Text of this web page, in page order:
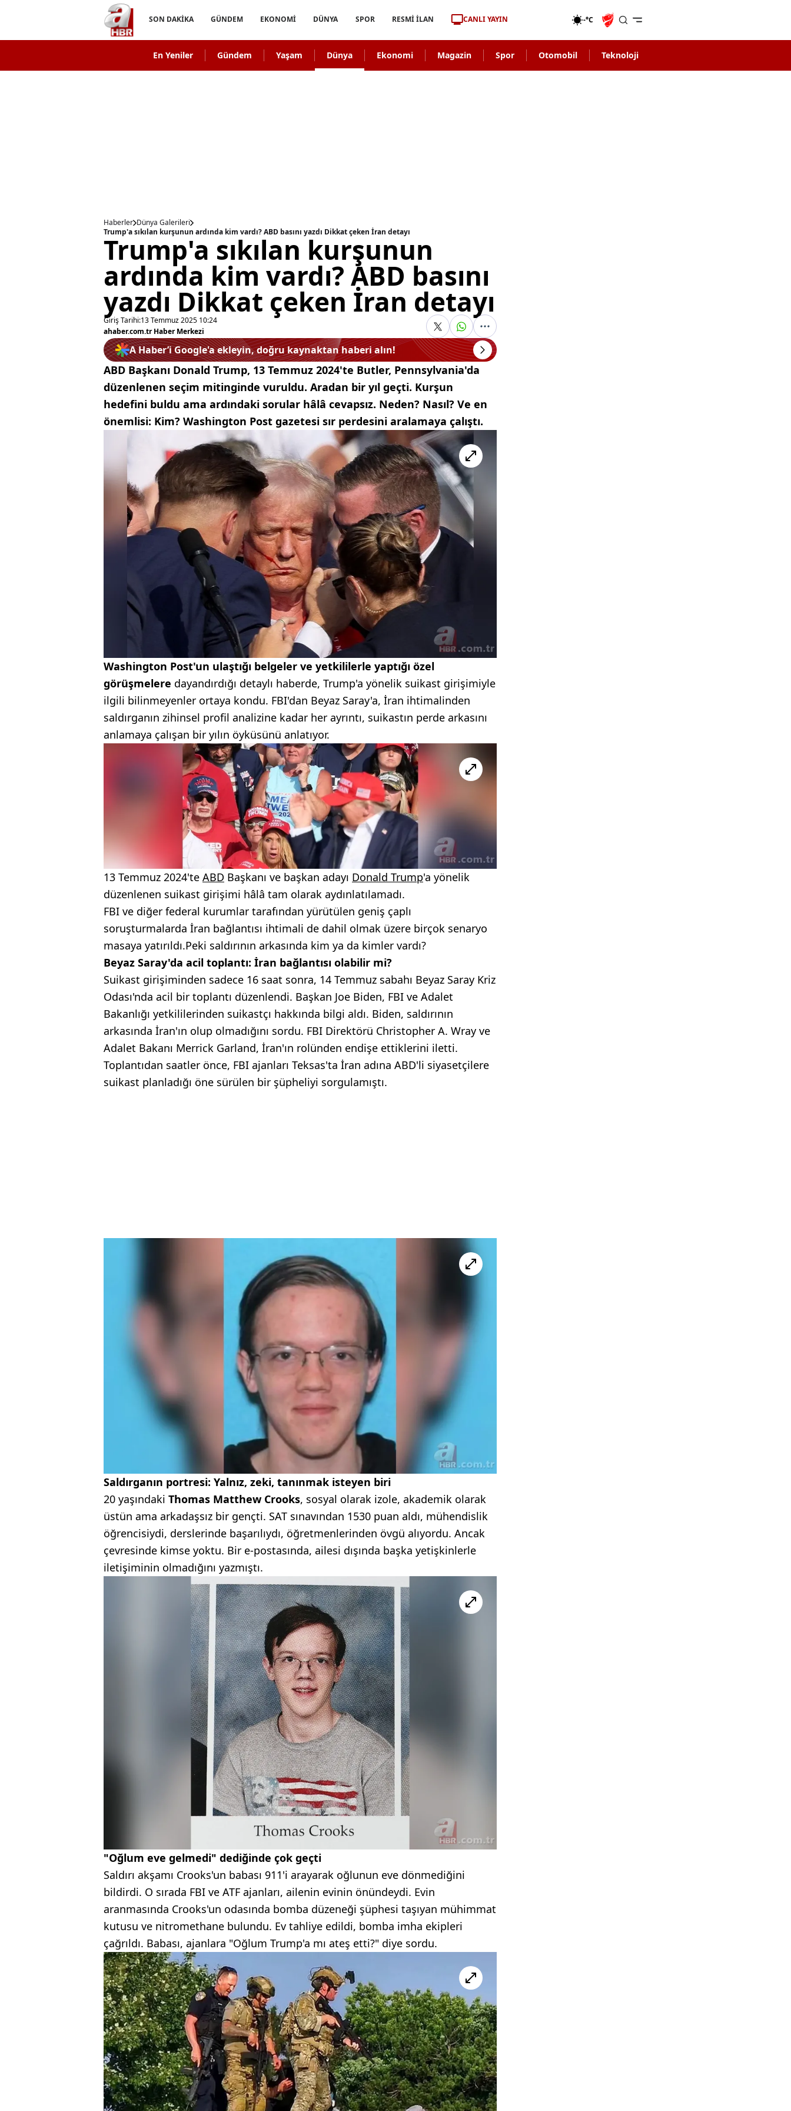
SON DAKİKA GÜNDEM EKONOMİ DÜNYA SPOR RESMİ İLAN CANLI YAYIN -°C
En Yeniler Gündem Yaşam Dünya Ekonomi Magazin Spor Otomobil Teknoloji
Haberler Dünya Galerileri
Trump'a sıkılan kurşunun ardında kim vardı? ABD basını yazdı Dikkat çeken İran detayı
Trump'a sıkılan kurşunun
ardında kim vardı? ABD basını
yazdı Dikkat çeken İran detayı
Giriş Tarihi:13 Temmuz 2025 10:24
ahaber.com.tr Haber Merkezi
A Haber’i Google'a ekleyin, doğru kaynaktan haberi alın!
ABD Başkanı Donald Trump, 13 Temmuz 2024'te Butler, Pennsylvania'da
düzenlenen seçim mitinginde vuruldu. Aradan bir yıl geçti. Kurşun
hedefini buldu ama ardındaki sorular hâlâ cevapsız. Neden? Nasıl? Ve en
önemlisi: Kim? Washington Post gazetesi sır perdesini aralamaya çalıştı.
Washington Post'un ulaştığı belgeler ve yetkililerle yaptığı özel
görüşmelere dayandırdığı detaylı haberde, Trump'a yönelik suikast girişimiyle
ilgili bilinmeyenler ortaya kondu. FBI'dan Beyaz Saray'a, İran ihtimalinden
saldırganın zihinsel profil analizine kadar her ayrıntı, suikastın perde arkasını
anlamaya çalışan bir yılın öyküsünü anlatıyor.
13 Temmuz 2024'te ABD Başkanı ve başkan adayı Donald Trump'a yönelik
düzenlenen suikast girişimi hâlâ tam olarak aydınlatılamadı.
FBI ve diğer federal kurumlar tarafından yürütülen geniş çaplı
soruşturmalarda İran bağlantısı ihtimali de dahil olmak üzere birçok senaryo
masaya yatırıldı.Peki saldırının arkasında kim ya da kimler vardı?
Beyaz Saray'da acil toplantı: İran bağlantısı olabilir mi?
Suikast girişiminden sadece 16 saat sonra, 14 Temmuz sabahı Beyaz Saray Kriz
Odası'nda acil bir toplantı düzenlendi. Başkan Joe Biden, FBI ve Adalet
Bakanlığı yetkililerinden suikastçı hakkında bilgi aldı. Biden, saldırının
arkasında İran'ın olup olmadığını sordu. FBI Direktörü Christopher A. Wray ve
Adalet Bakanı Merrick Garland, İran'ın rolünden endişe ettiklerini iletti.
Toplantıdan saatler önce, FBI ajanları Teksas'ta İran adına ABD'li siyasetçilere
suikast planladığı öne sürülen bir şüpheliyi sorgulamıştı.
Saldırganın portresi: Yalnız, zeki, tanınmak isteyen biri
20 yaşındaki Thomas Matthew Crooks, sosyal olarak izole, akademik olarak
üstün ama arkadaşsız bir gençti. SAT sınavından 1530 puan aldı, mühendislik
öğrencisiydi, derslerinde başarılıydı, öğretmenlerinden övgü alıyordu. Ancak
çevresinde kimse yoktu. Bir e-postasında, ailesi dışında başka yetişkinlerle
iletişiminin olmadığını yazmıştı.
"Oğlum eve gelmedi" dediğinde çok geçti
Saldırı akşamı Crooks'un babası 911'i arayarak oğlunun eve dönmediğini
bildirdi. O sırada FBI ve ATF ajanları, ailenin evinin önündeydi. Evin
aranmasında Crooks'un odasında bomba düzeneği şüphesi taşıyan mühimmat
kutusu ve nitromethane bulundu. Ev tahliye edildi, bomba imha ekipleri
çağrıldı. Babası, ajanlara "Oğlum Trump'a mı ateş etti?" diye sordu.